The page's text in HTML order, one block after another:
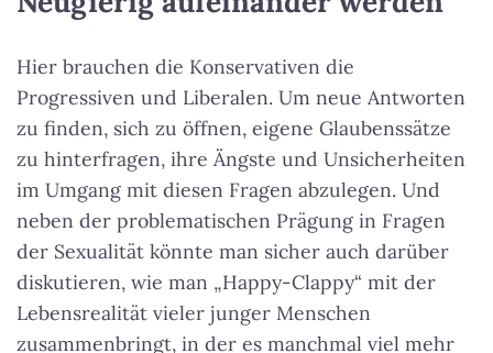
Hier brauchen die Konservativen die
Progressiven und Liberalen. Um neue Antworten
zu finden, sich zu öffnen, eigene Glaubenssätze
zu hinterfragen, ihre Ängste und Unsicherheiten
im Umgang mit diesen Fragen abzulegen. Und
neben der problematischen Prägung in Fragen
der Sexualität könnte man sicher auch darüber
diskutieren, wie man „Happy-Clappy“ mit der
Lebensrealität vieler junger Menschen
zusammenbringt, in der es manchmal viel mehr